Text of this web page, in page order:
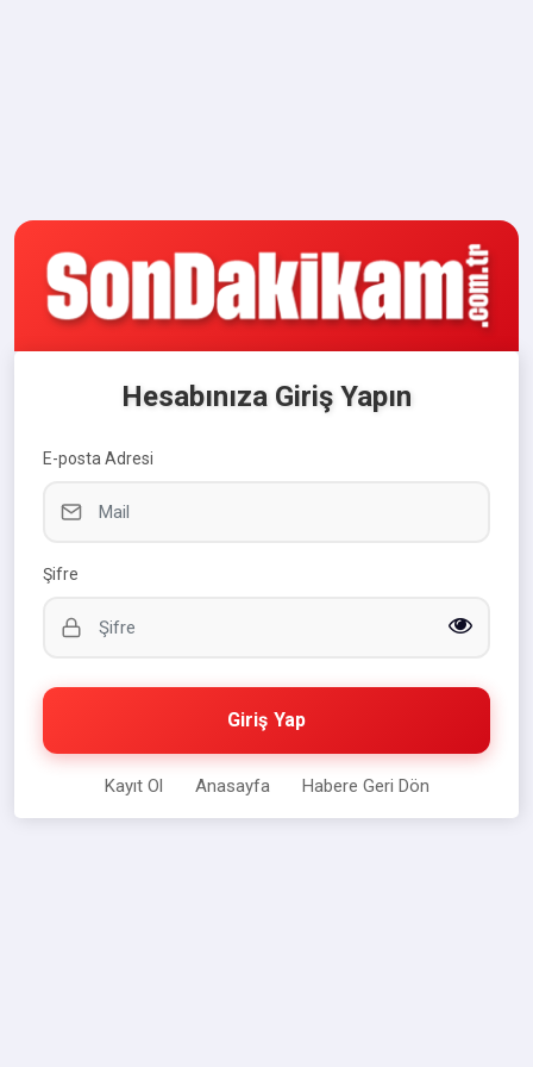
Hesabınıza Giriş Yapın
E-posta Adresi
Şifre
Giriş Yap
Kayıt Ol Anasayfa Habere Geri Dön